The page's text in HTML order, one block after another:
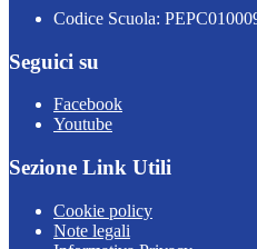
Codice Scuola:
Seguici su
Facebook
Youtube
Sezione Link Utili
Cookie policy
Note legali